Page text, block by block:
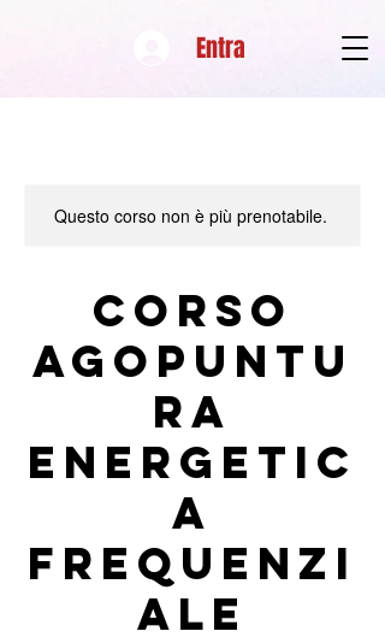
Entra
Questo corso non è più prenotabile.
Corso
agopuntu
ra
energetic
a
frequenzi
ale